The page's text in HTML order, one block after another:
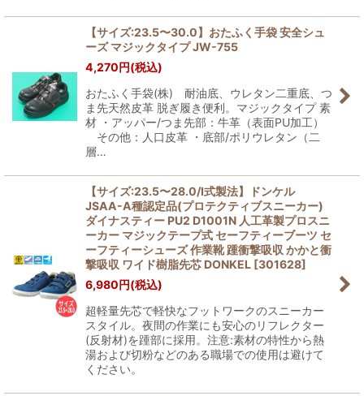
【サイズ:23.5〜30.0】おたふく手袋 安全シュ
ーズ マジックタイプ JW-755
4,270円(税込)
おたふく手袋(株) 耐油底、ウレタン二重底、つ
ま先天然皮革 脱ぎ履き便利。マジックタイプ 素
材 ・アッパー/つま先部：牛革（表面PU加工）
その他：人口皮革 ・底部/ポリウレタン（二
層…
【サイズ:23.5〜28.0/I式製法】ドンケル
JSAA-A種認定品(プロテクティブスニーカー)
ダイナスティー PU2 D1001N 人工革製プロスニ
ーカー マジックテープ式 セーフティーブーツ セ
ーフティーシューズ 作業靴 踵衝撃吸収 かかと衝
撃吸収 ワイド樹脂先芯 DONKEL [301628]
6,980円(税込)
超軽量先芯で軽快なフットワークのスニーカー
スタイル。夜間の作業にも安心のリフレクター
(反射材)を踵部に採用。注意:素材の特性から熱
湯および切粉などのある職場での使用は避けて
ください。